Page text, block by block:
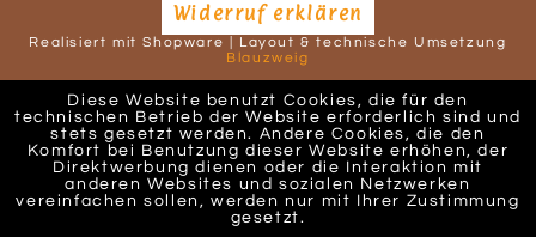
Widerruf erklären
Realisiert mit Shopware | Layout & technische Umsetzung
Blauzweig
Diese Website benutzt Cookies, die für den
technischen Betrieb der Website erforderlich sind und
stets gesetzt werden. Andere Cookies, die den
Komfort bei Benutzung dieser Website erhöhen, der
Direktwerbung dienen oder die Interaktion mit
anderen Websites und sozialen Netzwerken
vereinfachen sollen, werden nur mit Ihrer Zustimmung
gesetzt.